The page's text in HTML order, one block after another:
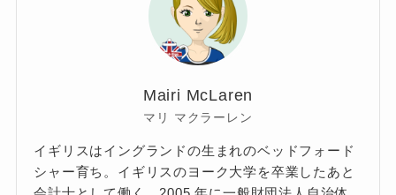
Mairi McLaren
マリ マクラーレン
イギリスはイングランドの生まれのベッドフォード
シャー育ち。イギリスのヨーク大学を卒業したあと